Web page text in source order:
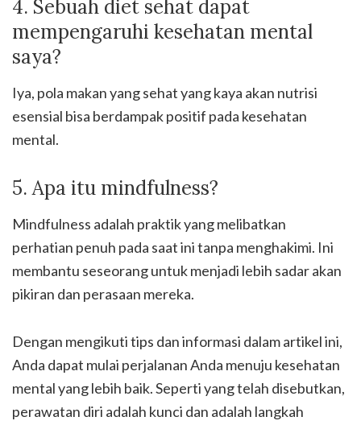
4. Sebuah diet sehat dapat
mempengaruhi kesehatan mental
saya?
Iya, pola makan yang sehat yang kaya akan nutrisi
esensial bisa berdampak positif pada kesehatan
mental.
5. Apa itu mindfulness?
Mindfulness adalah praktik yang melibatkan
perhatian penuh pada saat ini tanpa menghakimi. Ini
membantu seseorang untuk menjadi lebih sadar akan
pikiran dan perasaan mereka.
Dengan mengikuti tips dan informasi dalam artikel ini,
Anda dapat mulai perjalanan Anda menuju kesehatan
mental yang lebih baik. Seperti yang telah disebutkan,
perawatan diri adalah kunci dan adalah langkah